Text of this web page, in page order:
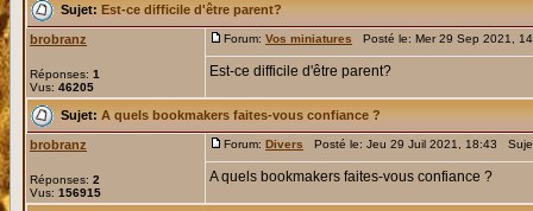
Sujet:Est-ce difficile d'être parent?
brobranz
Réponses: 1
Vus: 46205
Forum: Vos miniatures Posté le: Mer 29 Sep 2021,
Est-ce difficile d'être parent?
Sujet:A quels bookmakers faites-vous confiance ?
brobranz
Réponses: 2
Vus: 156915
Forum: Divers Posté le: Jeu 29 Juil 2021, 18:43
A quels bookmakers faites-vous confiance ?